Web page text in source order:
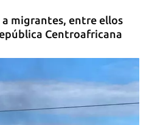
a migrantes, entre ellos
Centroafricana